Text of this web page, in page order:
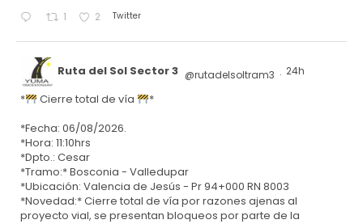
1 2 Twitter
Ruta del Sol Sector 3 @rutadelsoltram3 · 24h
* Cierre total de vía
*
*Fecha: 06/08/2026.
*Hora: 11:10hrs
*Dpto.: Cesar
*Tramo:* Bosconia - Valledupar
*Ubicación: Valencia de Jesús - Pr 94+000 RN 8003
*Novedad:* Cierre total de vía por razones ajenas al
proyecto vial, se presentan bloqueos por parte de la